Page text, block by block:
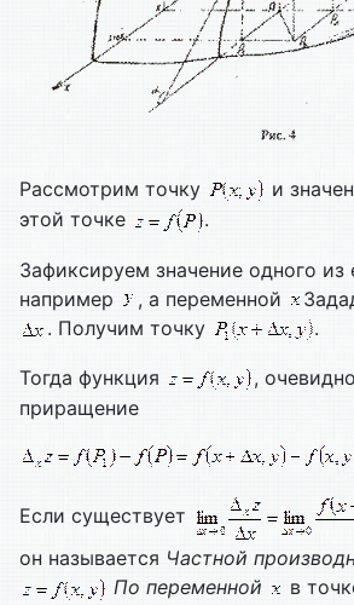
Рассмотрим точку
и
этой точке
.
Зафиксируем значение одного из
например
, а переменной
. Получим точку
.
Тогда функция
,
приращение
Если существует
он называется Частной
По переменной
в